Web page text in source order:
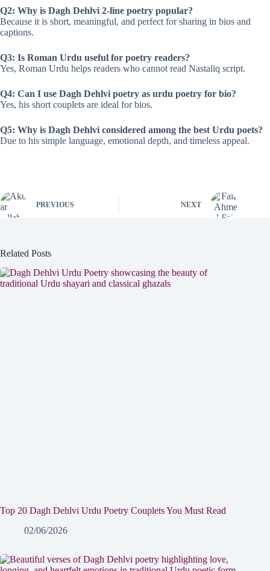
Q2: Why is Dagh Dehlvi 2-line poetry popular?
Because it is short, meaningful, and perfect for sharing in bios and
captions.
Q3: Is Roman Urdu useful for poetry readers?
Yes, Roman Urdu helps readers who cannot read Nastaliq script.
Q4: Can I use Dagh Dehlvi poetry as urdu poetry for bio?
Yes, his short couplets are ideal for bios.
Q5: Why is Dagh Dehlvi considered among the best Urdu poets?
Due to his simple language, emotional depth, and timeless appeal.
PREVIOUS NEXT
Related Posts
Top 20 Dagh Dehlvi Urdu Poetry Couplets You Must Read
02/06/2026